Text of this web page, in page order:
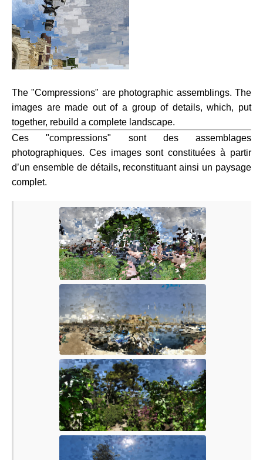
The "Compressions" are photographic assemblings. The
images are made out of a group of details, which, put
together, rebuild a complete landscape.
Ces "compressions" sont des assemblages
photographiques. Ces images sont constituées à partir
d’un ensemble de détails, reconstituant ainsi un paysage
complet.